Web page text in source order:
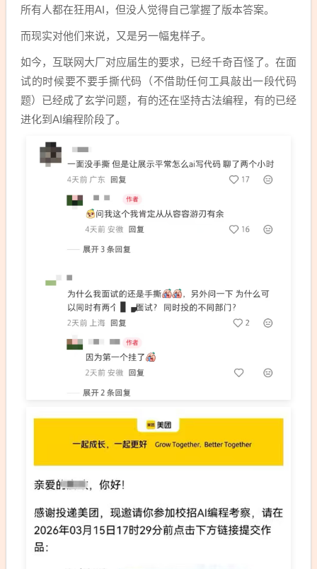
所有人都在狂用AI，但没人觉得自己掌握了版本答案。
而现实对他们来说，又是另一幅鬼样子。
如今，互联网大厂对应届生的要求，已经千奇百怪了。在面
试的时候要不要手撕代码（不借助任何工具敲出一段代码
题）已经成了玄学问题，有的还在坚持古法编程，有的已经
进化到AI编程阶段了。